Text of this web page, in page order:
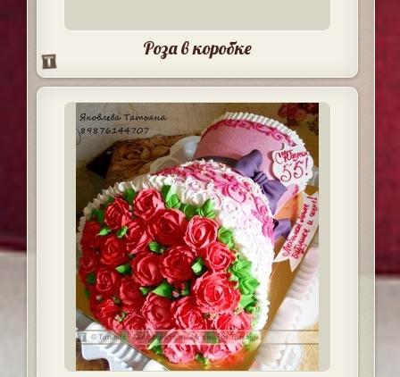
Роза в коробке